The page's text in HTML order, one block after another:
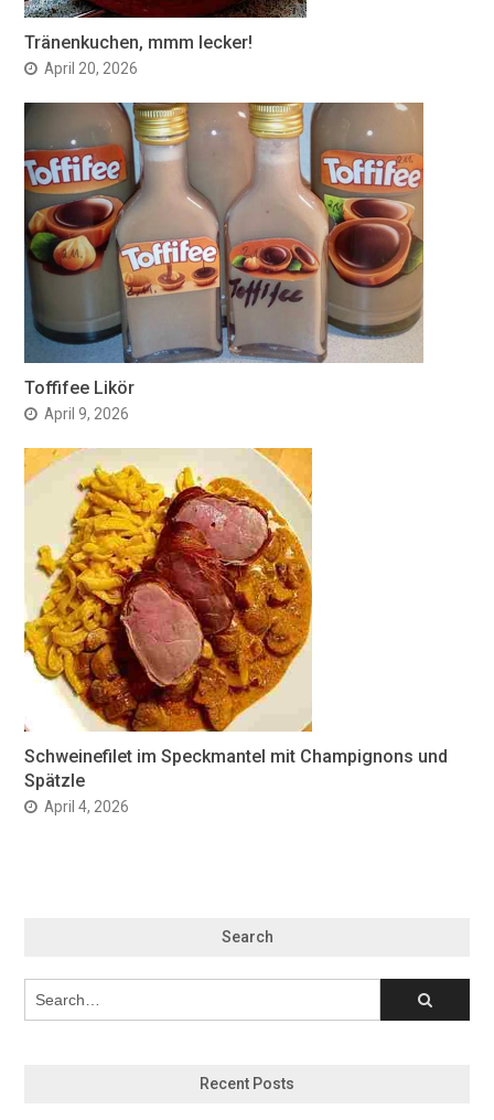
Tränenkuchen, mmm lecker!
April 20, 2026
Toffifee Likör
April 9, 2026
Schweinefilet im Speckmantel mit Champignons und
Spätzle
April 4, 2026
Search
Recent Posts